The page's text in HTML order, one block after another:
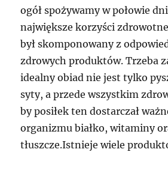
ogół spożywamy w połowie
największe korzyści
był skomponowany z
zdrowych produktów. Trzeba
idealny obiad nie jest tylko
syty, a przede wszystkim
by posiłek ten dostarczał
organizmu białko, witaminy
tłuszcze.Istnieje wiele